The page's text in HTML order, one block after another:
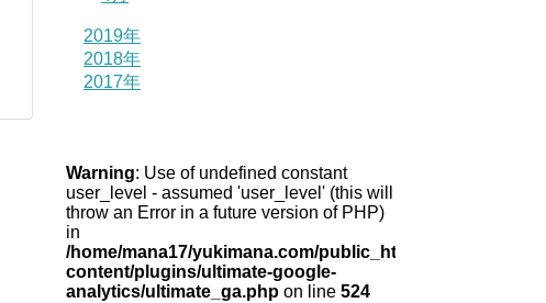
2019年
2018年
2017年
Warning: Use of undefined constant
user_level - assumed 'user_level' (this will
throw an Error in a future version of PHP)
in
/home/mana17/yukimana.com/public_html/wp-
content/plugins/ultimate-google-
analytics/ultimate_ga.php on line 524